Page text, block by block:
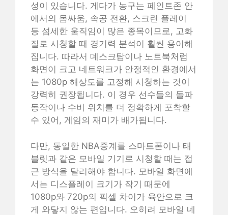
성이 있습니다. 게다가 농구는 페인트존 안
에서의 몸싸움, 속공 전환, 스크린 플레이
등 섬세한 움직임이 많은 종목이므로, 고화
질로 시청할 때 경기력 분석이 훨씬 용이해
집니다. 따라서 데스크탑이나 노트북처럼
화면이 크고 네트워크가 안정적인 환경에서
는 1080p 해상도를 고정해 시청하는 것이
강력히 권장됩니다. 이 경우 선수들의 돌파
동작이나 수비 위치를 더 정확하게 포착할
수 있어, 게임의 재미가 배가됩니다.
다만, 동일한 NBA중계를 스마트폰이나 태
블릿과 같은 모바일 기기로 시청할 때는 접
근 방식을 달리해야 합니다. 모바일 화면에
서는 디스플레이 크기가 작기 때문에
1080p와 720p의 픽셀 차이가 육안으로 크
게 와닿지 않는 편입니다. 오히려 모바일 네